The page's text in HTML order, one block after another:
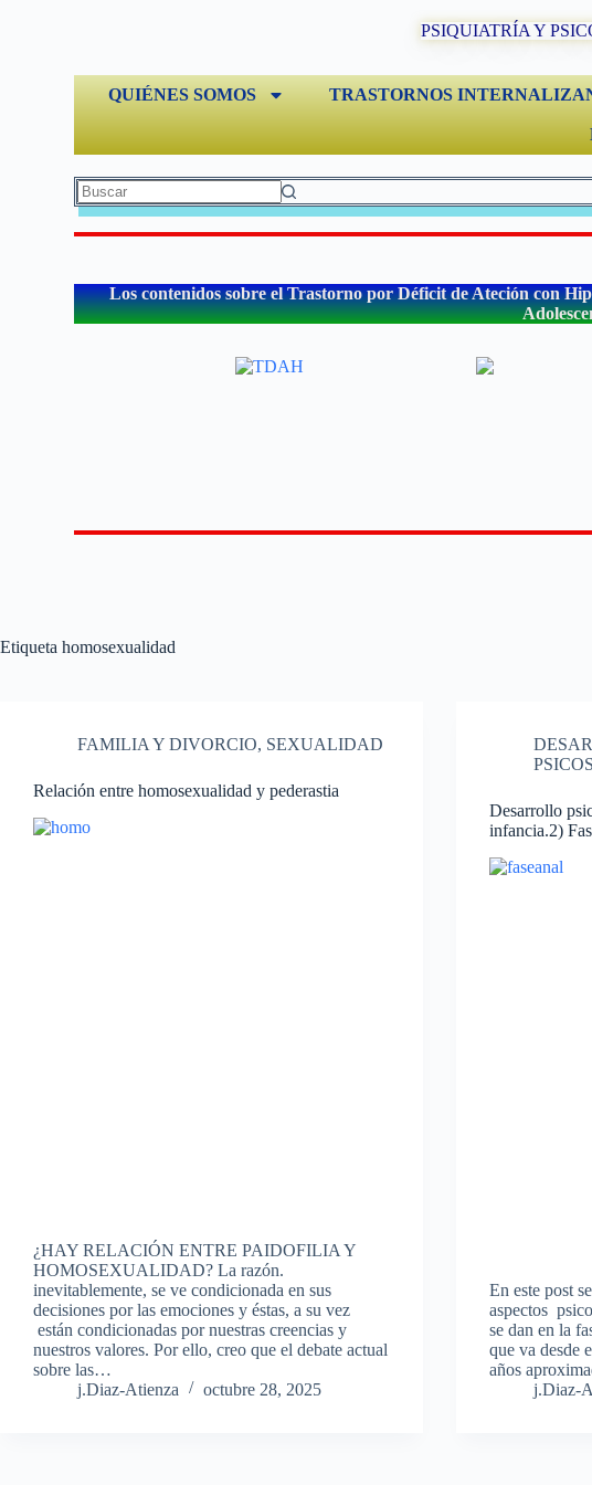
PSIQUIATRÍA Y
QUIÉNES SOMOS TRASTORNOS
Los contenidos sobre el Trastorno por Déficit de Ateción con
Etiqueta homosexualidad
FAMILIA Y DIVORCIO, SEXUALIDAD
Relación entre homosexualidad y pederastia
¿HAY RELACIÓN ENTRE PAIDOFILIA Y
HOMOSEXUALIDAD? La razón.
inevitablemente, se ve condicionada en sus
decisiones por las emociones y éstas, a su vez
están condicionadas por nuestras creencias y
nuestros valores. Por ello, creo que el debate actual
sobre las…
j.Diaz-Atienza
octubre 28, 2025
Desarrollo
infancia.2)
En este post
aspectos
se dan en la
que va desde
años
j.Diaz-